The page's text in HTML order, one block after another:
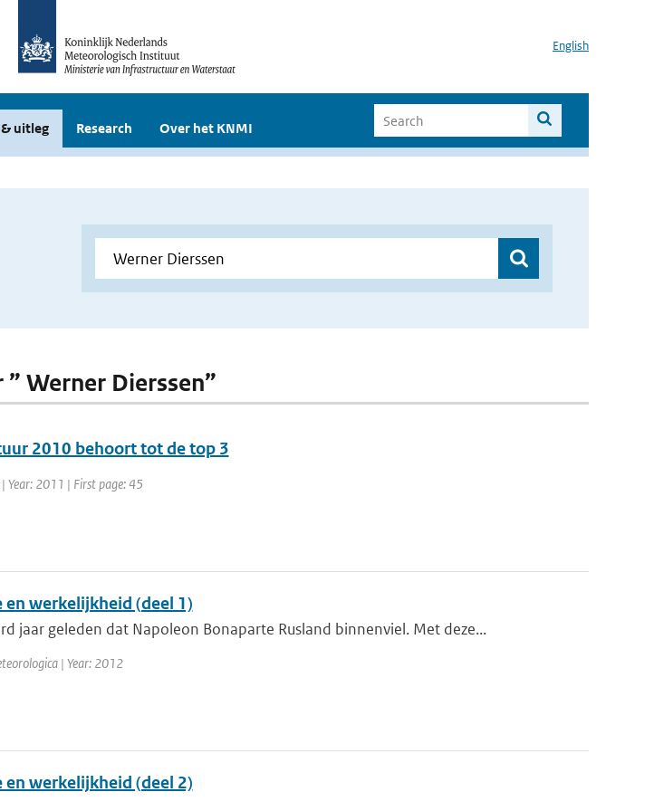
English
uitleg Research Over het KNMI
Werner Dierssen”
2010 behoort tot de top 3
Year: 2011 | First page: 45
werkelijkheid (deel 1)
jaar geleden dat Napoleon Bonaparte Rusland binnenviel. Met deze...
| Year: 2012
werkelijkheid (deel 2)